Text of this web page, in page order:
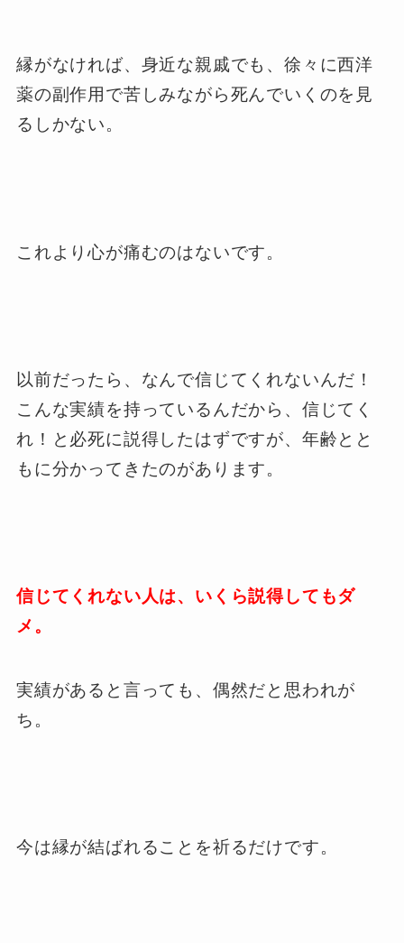
縁がなければ、身近な親戚でも、徐々に西洋
薬の副作用で苦しみながら死んでいくのを見
るしかない。
これより心が痛むのはないです。
以前だったら、なんで信じてくれないんだ！
こんな実績を持っているんだから、信じてく
れ！と必死に説得したはずですが、年齢とと
もに分かってきたのがあります。
信じてくれない人は、いくら説得してもダ
メ。
実績があると言っても、偶然だと思われが
ち。
今は縁が結ばれることを祈るだけです。